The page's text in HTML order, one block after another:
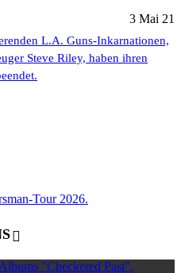
3 Mai 21
L.A. Guns-Inkarnationen,
Steve Riley, haben ihren